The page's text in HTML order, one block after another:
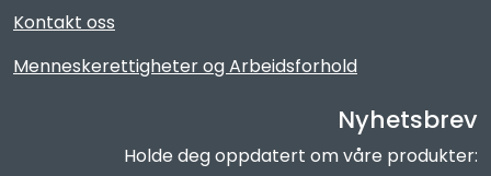
Kontakt oss
Menneskerettigheter og Arbeidsforhold
Nyhetsbrev
Holde deg oppdatert om våre produkter: